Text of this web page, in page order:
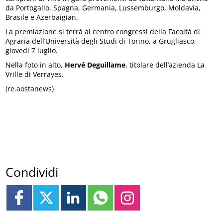
da Portogallo, Spagna, Germania, Lussemburgo, Moldavia,
Brasile e Azerbaigian.
La premiazione si terrà al centro congressi della Facoltà di
Agraria dell’Università degli Studi di Torino, a Grugliasco,
giovedì 7 luglio.
Nella foto in alto, Hervé Deguillame, titolare dell’azienda La
Vrille di Verrayes.
(re.aostanews)
Condividi